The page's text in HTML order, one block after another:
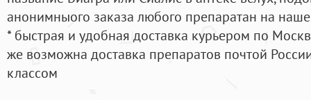
анонимныого заказа любого препаратан на
* быстрая и удобная доставка курьером по
же возможна доставка препаратов почтой
классом